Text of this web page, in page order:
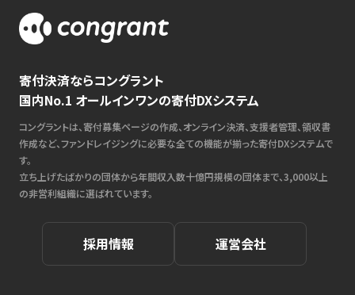
寄付決済ならコングラント
国内No.1 オールインワンの寄付DXシステム
コングラントは、寄付募集ページの作成、オンライン決済、支援者管理、領収書
作成など、ファンドレイジングに必要な全ての機能が揃った寄付DXシステムで
す。
立ち上げたばかりの団体から年間収入数十億円規模の団体まで、3,000以上
の非営利組織に選ばれています。
採用情報 運営会社